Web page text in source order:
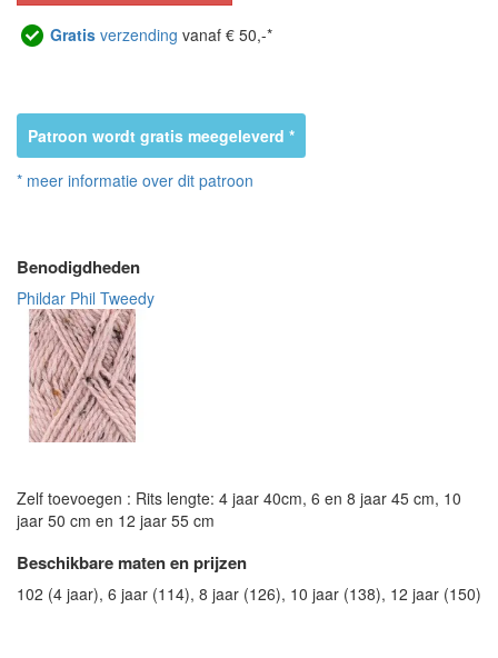
Gratis verzending vanaf € 50,-*
Patroon wordt gratis meegeleverd *
* meer informatie over dit patroon
Benodigdheden
Phildar Phil Tweedy
Zelf toevoegen : Rits lengte: 4 jaar 40cm, 6 en 8 jaar 45 cm, 10
jaar 50 cm en 12 jaar 55 cm
Beschikbare maten en prijzen
102 (4 jaar), 6 jaar (114), 8 jaar (126), 10 jaar (138), 12 jaar (150)